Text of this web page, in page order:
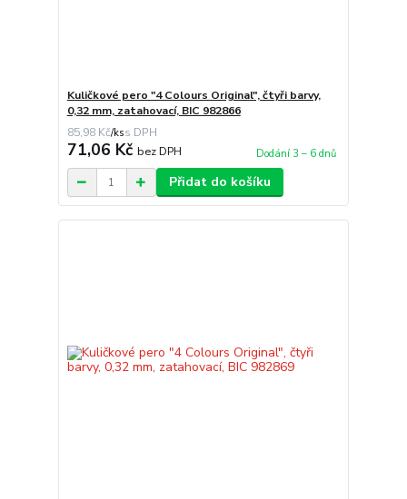
Kuličkové pero "4 Colours Original", čtyři barvy,
0,32 mm, zatahovací, BIC 982866
85,98 Kč/ks
71,06 Kč bez DPH Dodání 3 – 6 dnů
Přidat do košíku